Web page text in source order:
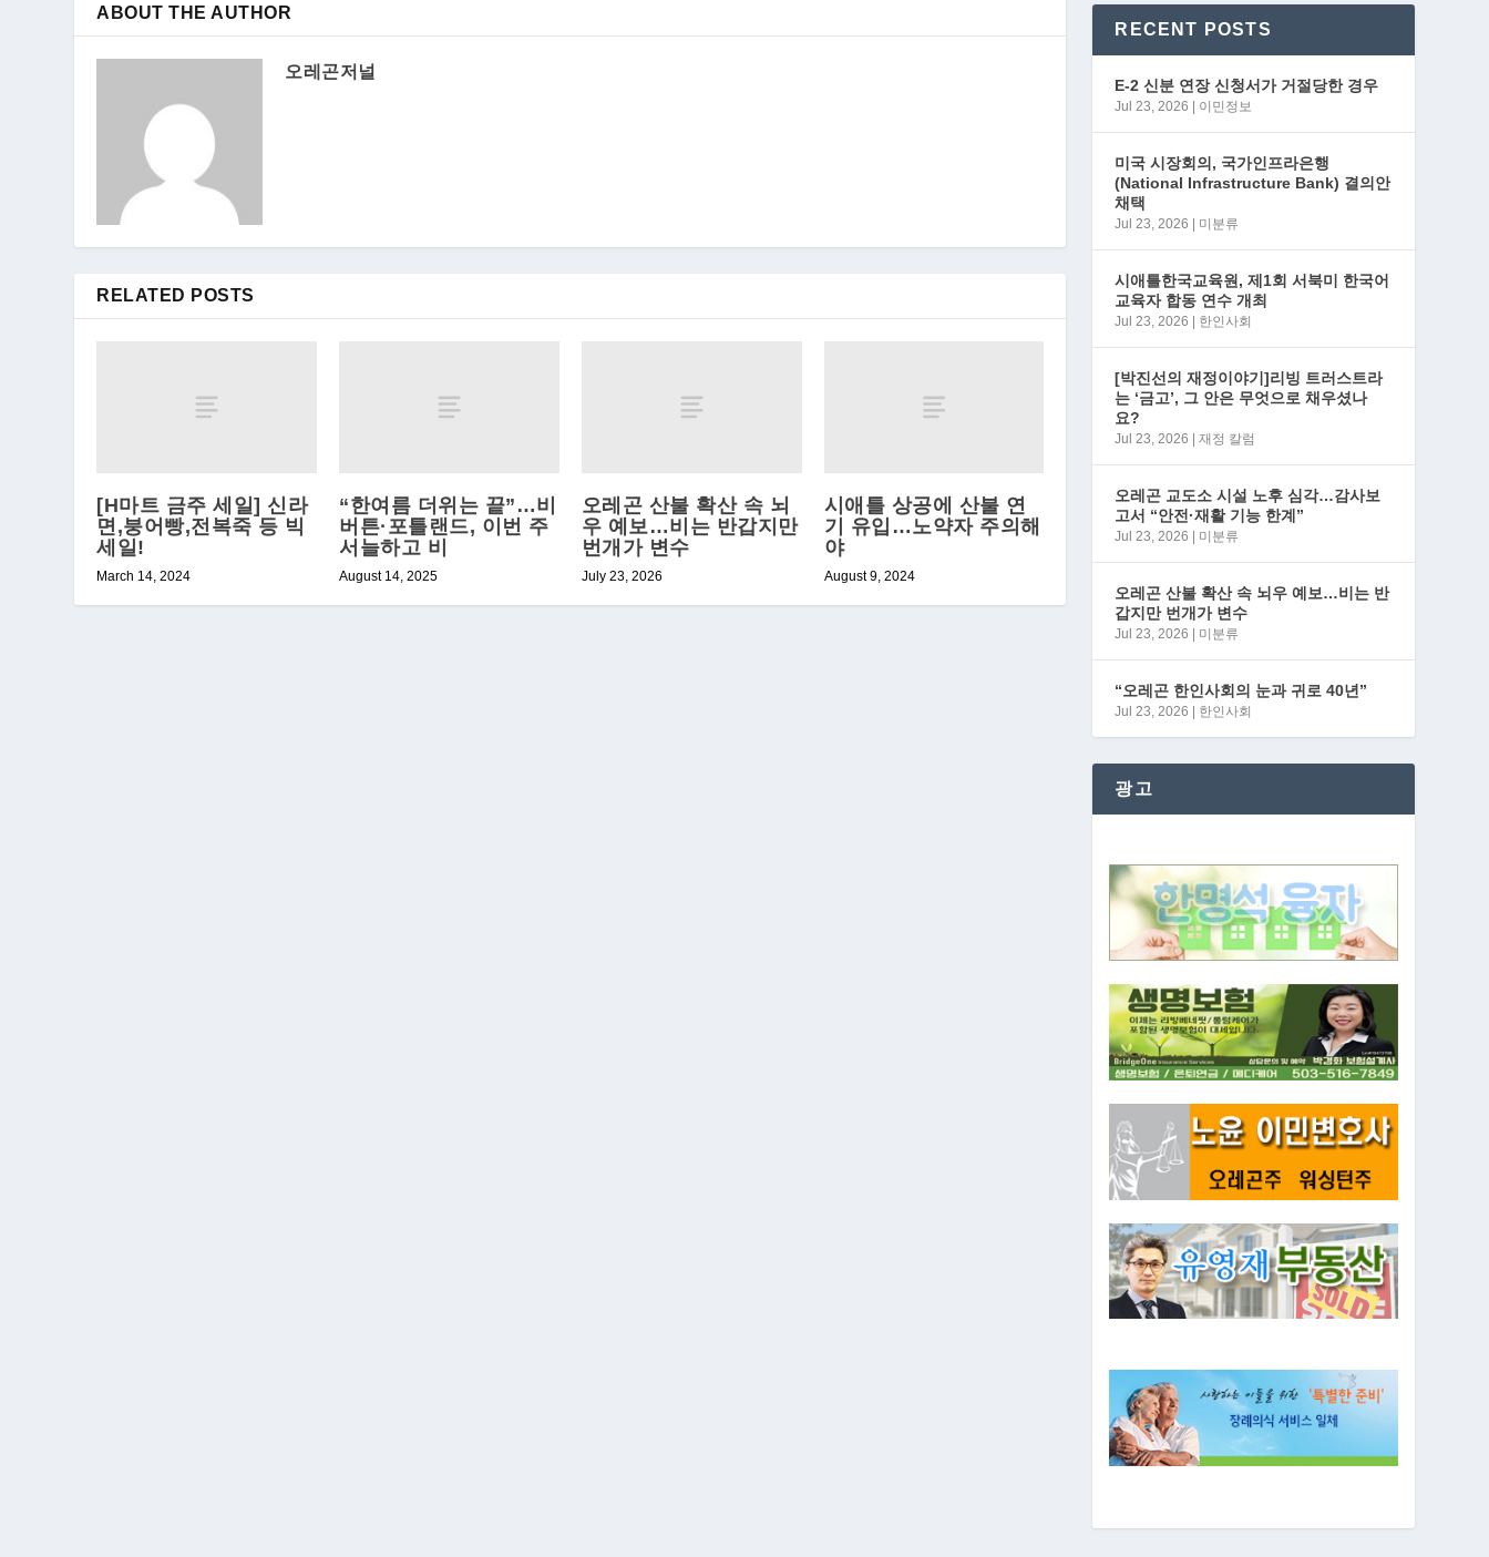
ABOUT THE AUTHOR
오레곤저널
RELATED POSTS
[H마트 금주 세일] 신라
면,붕어빵,전복죽 등 빅
세일!
March 14, 2024
“한여름 더위는 끝”…비
버튼·포틀랜드, 이번 주
서늘하고 비
August 14, 2025
오레곤 산불 확산 속 뇌
우 예보…비는 반갑지만
번개가 변수
July 23, 2026
시애틀 상공에 산불 연
기 유입 …노약자 주의해
야
August 9, 2024
RECENT POSTS
E-2 신분 연장 신청서가 거절당한 경우
Jul 23, 2026 이민정보
미국 시장회의, 국가인프라은행
(National Infrastructure Bank) 결의안
채택
Jul 23, 2026 미분류
시애틀한국교육원, 제1회 서북미 한국어
교육자 합동 연수 개최
Jul 23, 2026 한인사회
[박진선의 재정이야기]리빙 트러스트라
는 ‘금고’, 그 안은 무엇으로 채우셨나
요?
Jul 23, 2026 |재정 칼럼
오레곤 교도소 시설 노후 심각…감사보
고서 “안전·재활 기능 한계”
Jul 23, 2026 미분류
오레곤 산불 확산 속 뇌우 예보…비는 반
갑지만 번개가 변수
Jul 23, 2026 미분류
“오레곤 한인사회의 눈과 귀로 40년”
Jul 23, 2026 한인사회
광고